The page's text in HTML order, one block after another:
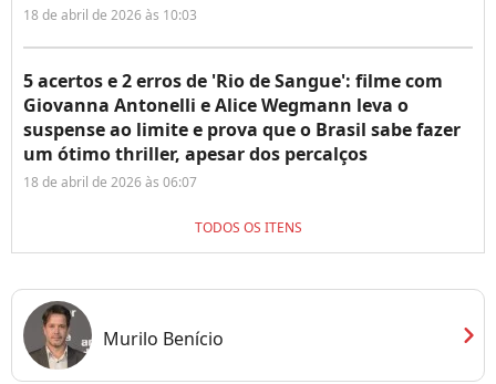
18 de abril de 2026 às 10:03
5 acertos e 2 erros de 'Rio de Sangue': filme com
Giovanna Antonelli e Alice Wegmann leva o
suspense ao limite e prova que o Brasil sabe fazer
um ótimo thriller, apesar dos percalços
18 de abril de 2026 às 06:07
TODOS OS ITENS
Murilo Benício chevron_right